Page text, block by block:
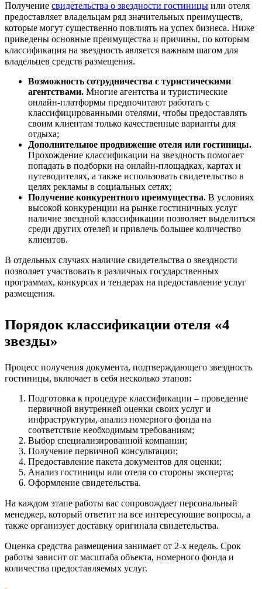
Получение свидетельства о звездности гостиницы или отеля
предоставляет владельцам ряд значительных преимуществ,
которые могут существенно повлиять на успех бизнеса. Ниже
приведены основные преимущества и причины, по которым
классификация на звездность является важным шагом для
владельцев средств размещения.
Возможность сотрудничества с туристическими
агентствами. Многие агентства и туристические
онлайн-платформы предпочитают работать с
классифицированными отелями, чтобы предоставлять
своим клиентам только качественные варианты для
отдыха;
Дополнительное продвижение отеля или гостиницы.
Прохождение классификации на звездность помогает
попадать в подборки на онлайн-площадках, картах и
путеводителях, а также использовать свидетельство в
целях рекламы в социальных сетях;
Получение конкурентного преимущества. В условиях
высокой конкуренции на рынке гостиничных услуг
наличие звездной классификации позволяет выделиться
среди других отелей и привлечь большее количество
клиентов.
В отдельных случаях наличие свидетельства о звездности
позволяет участвовать в различных государственных
программах, конкурсах и тендерах на предоставление услуг
размещения.
Порядок классификации отеля «4
звезды»
Процесс получения документа, подтверждающего звездность
гостиницы, включает в себя несколько этапов:
Подготовка к процедуре классификации – проведение
первичной внутренней оценки своих услуг и
инфраструктуры, анализ номерного фонда на
соответствие необходимым требованиям;
Выбор специализированной компании;
Получение первичной консультации;
Предоставление пакета документов для оценки;
Анализ гостиницы или отеля со стороны эксперта;
Оформление свидетельства.
На каждом этапе работы вас сопровождает персональный
менеджер, который ответит на все интересующие вопросы, а
также организует доставку оригинала свидетельства.
Оценка средства размещения занимает от 2-х недель. Срок
работы зависит от масштаба объекта, номерного фонда и
количества предоставляемых услуг.